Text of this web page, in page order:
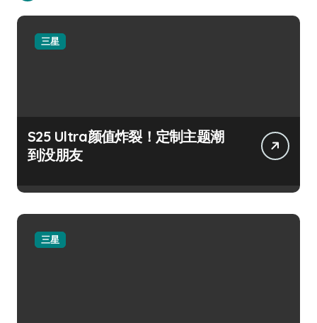
三星
S25 Ultra颜值炸裂！定制主题潮
到没朋友
三星